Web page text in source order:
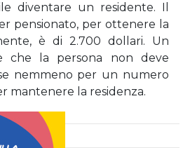
diventare un residente. Il
pensionato, per ottenere la
è di 2.700 dollari. Un
che la persona non deve
nemmeno per un numero
mantenere la residenza.